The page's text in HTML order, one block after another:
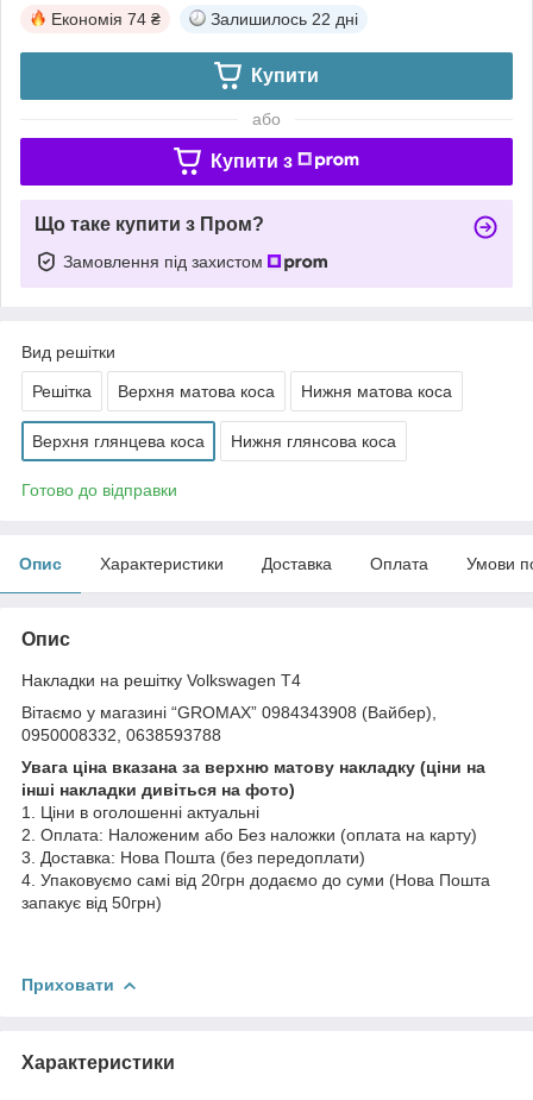
Економія 74 ₴ Залишилось 22 дні
Купити
або
Купити з
Що таке купити з Пром?
Замовлення під захистом
Вид решітки
Решітка Верхня матова коса Нижня матова коса
Верхня глянцева коса Нижня глянсова коса
Готово до відправки
Опис Характеристики Доставка Оплата Умови
Опис
Накладки на решітку Volkswagen T4
Вітаємо у магазині “GROMAX” 0984343908 (Вайбер),
0950008332, 0638593788
Увага ціна вказана за верхню матову накладку (ціни на
інші накладки дивіться на фото)
1. Ціни в оголошенні актуальні
2. Оплата: Наложеним або Без наложки (оплата на карту)
3. Доставка: Нова Пошта (без передоплати)
4. Упаковуємо самі від 20грн додаємо до суми (Нова Пошта
запакує від 50грн)
Приховати
Характеристики